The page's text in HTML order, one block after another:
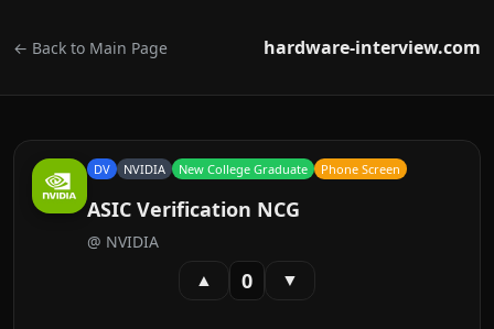
← Back to Main Page hardware-interview.com
DV NVIDIA New College Graduate Phone Screen
ASIC Verification NCG
@ NVIDIA
▲ 0 ▼